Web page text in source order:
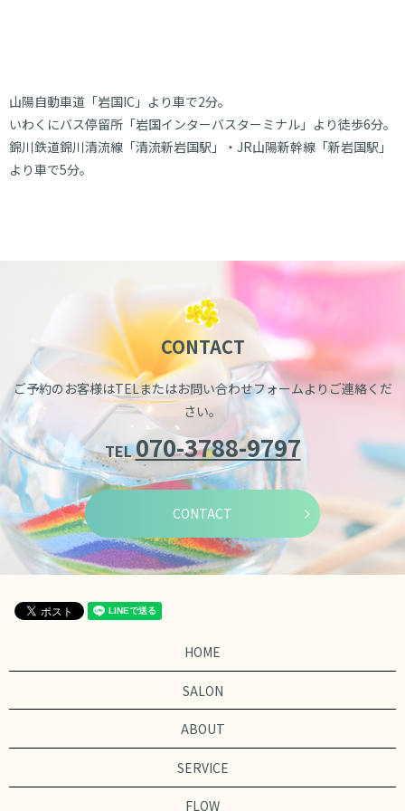
山陽自動車道「岩国IC」より車で2分。
いわくにバス停留所「岩国インターバスターミナル」より徒歩6分。
錦川鉄道錦川清流線「清流新岩国駅」・JR山陽新幹線「新岩国駅」
より車で5分。
CONTACT
ご予約のお客様はTELまたはお問い合わせフォームよりご連絡くだ
さい。
TEL070-3788-9797
CONTACT
HOME
SALON
ABOUT
SERVICE
FLOW